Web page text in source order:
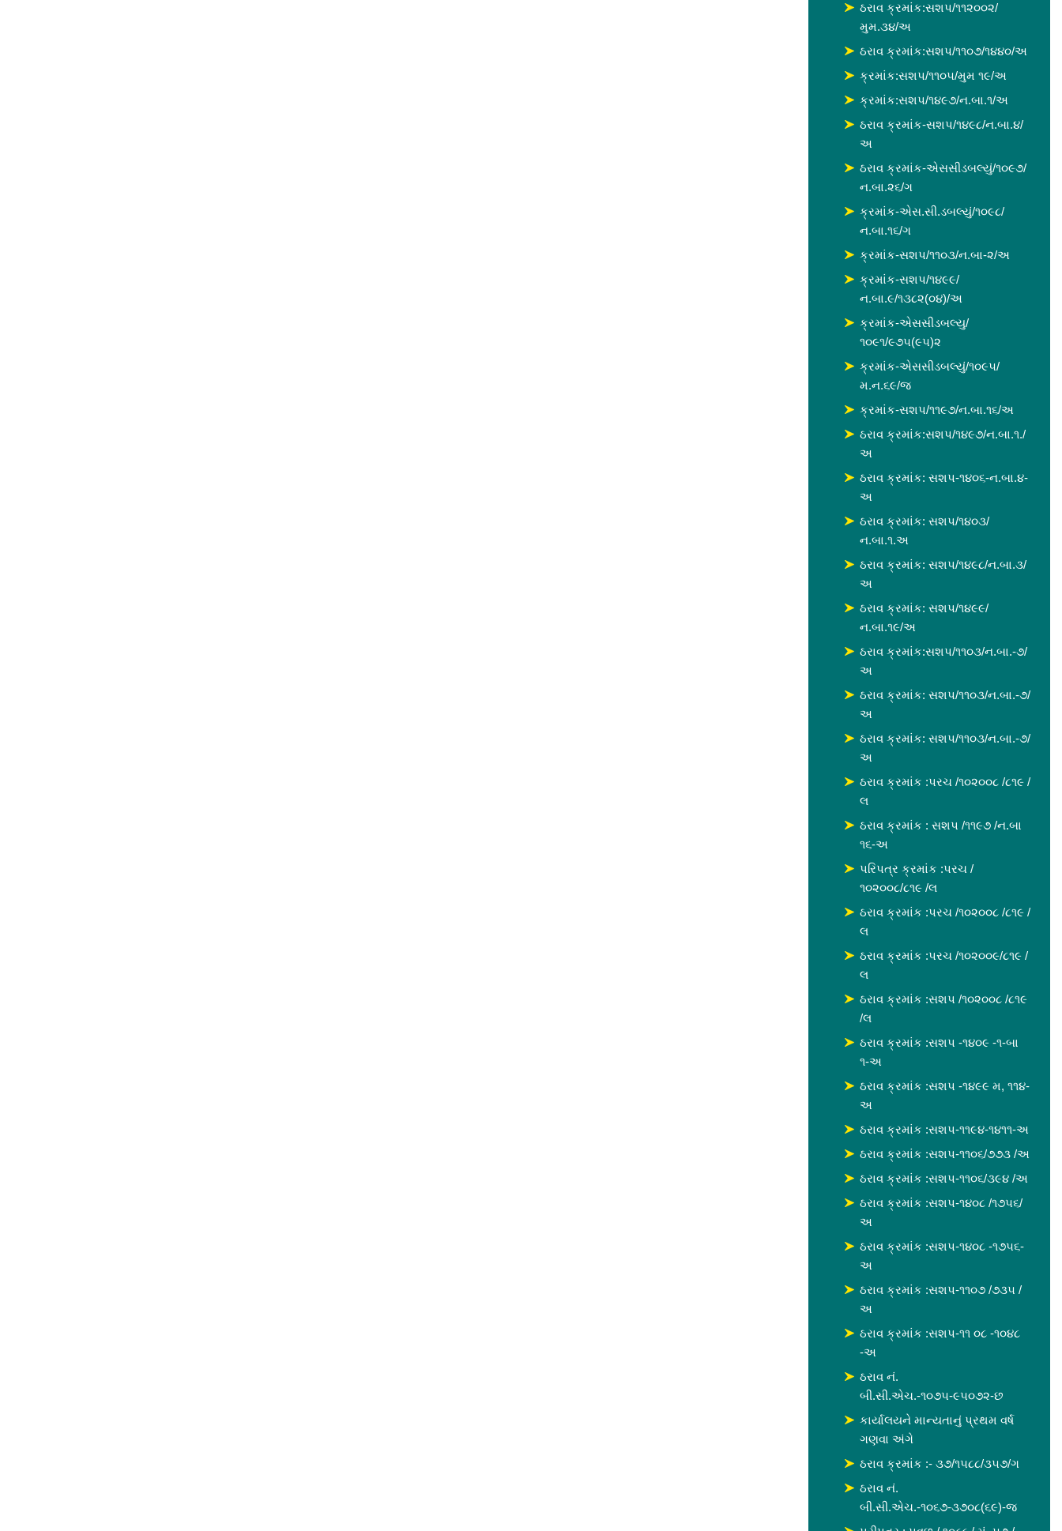
ઠરાવ ક્રમાંક:સશપ/૧૧૨૦૦૨/
મુમ.૩૪/અ
ઠરાવ ક્રમાંક:સશપ/૧૧૦૭/૧૪૪૦/અ
ક્રમાંક:સશપ/૧૧૦૫/મુમ ૧૯/અ
ક્રમાંક:સશપ/૧૪૯૭/ન.બા.૧/અ
ઠરાવ ક્રમાંક-સશપ/૧૪૯૮/ન.બા.૪/
અ
ઠરાવ ક્રમાંક-એસસીડબલ્યું/૧૦૯૭/
ન.બા.૨૬/ગ
ક્રમાંક-એસ.સી.ડબલ્યું/૧૦૯૮/
ન.બા.૧૬/ગ
ક્રમાંક-સશપ/૧૧૦૩/ન.બા-૨/અ
ક્રમાંક-સશપ/૧૪૯૯/
ન.બા.૯/૧૩૮૨(૦૪)/અ
ક્રમાંક-એસસીડબલ્યુ/
૧૦૯૧/૯૭૫(૯૫)૨
ક્રમાંક-એસસીડબલ્યું/૧૦૯૫/
મ.ન.૬૯/જ
ક્રમાંક-સશપ/૧૧૯૭/ન.બા.૧૬/અ
ઠરાવ ક્રમાંક:સશપ/૧૪૯૭/ન.બા.૧./
અ
ઠરાવ ક્રમાંક: સશપ-૧૪૦૬-ન.બા.૪-
અ
ઠરાવ ક્રમાંક: સશપ/૧૪૦૩/
ન.બા.૧.અ
ઠરાવ ક્રમાંક: સશપ/૧૪૯૮/ન.બા.૩/
અ
ઠરાવ ક્રમાંક: સશપ/૧૪૯૯/
ન.બા.૧૯/અ
ઠરાવ ક્રમાંક:સશપ/૧૧૦૩/ન.બા.-૭/
અ
ઠરાવ ક્રમાંક: સશપ/૧૧૦૩/ન.બા.-૭/
અ
ઠરાવ ક્રમાંક: સશપ/૧૧૦૩/ન.બા.-૭/
અ
ઠરાવ ક્રમાંક :પરચ /૧૦૨૦૦૮ /૮૧૯ /
લ
ઠરાવ ક્રમાંક : સશપ /૧૧૯૭ /ન.બા
૧૬-અ
પરિપત્ર ક્રમાંક :પરચ /
૧૦૨૦૦૮/૮૧૯ /લ
ઠરાવ ક્રમાંક :પરચ /૧૦૨૦૦૮ /૮૧૯ /
લ
ઠરાવ ક્રમાંક :પરચ /૧૦૨૦૦૯/૮૧૯ /
લ
ઠરાવ ક્રમાંક :સશપ /૧૦૨૦૦૮ /૮૧૯
/લ
ઠરાવ ક્રમાંક :સશપ -૧૪૦૯ -૧-બા
૧-અ
ઠરાવ ક્રમાંક :સશપ -૧૪૯૯ મ, ૧૧૪-
અ
ઠરાવ ક્રમાંક :સશપ-૧૧૯૪-૧૪૧૧-અ
ઠરાવ ક્રમાંક :સશપ-૧૧૦૬/૭૭૩ /અ
ઠરાવ ક્રમાંક :સશપ-૧૧૦૬/૩૯૪ /અ
ઠરાવ ક્રમાંક :સશપ-૧૪૦૮ /૧૭૫૬/
અ
ઠરાવ ક્રમાંક :સશપ-૧૪૦૮ -૧૭૫૬-
અ
ઠરાવ ક્રમાંક :સશપ-૧૧૦૭ /૭૩૫ /
અ
ઠરાવ ક્રમાંક :સશપ-૧૧ ૦૮ -૧૦૪૮
-અ
ઠરાવ નં.
બી.સી.એચ.-૧૦૭૫-૯૫૦૭૨-છ
કાર્યાલયને માન્યતાનું પ્રથમ વર્ષ
ગણવા અંગે
ઠરાવ ક્રમાંક :- ૩૭/૧૫૮૮/૩૫૭/ગ
ઠરાવ નં.
બી.સી.એચ.-૧૦૬૭-૩૭૦૮(૬૯)-જ